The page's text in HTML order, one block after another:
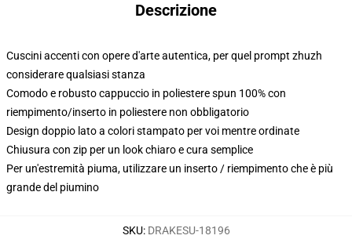
Descrizione
Cuscini accenti con opere d'arte autentica, per quel prompt zhuzh
considerare qualsiasi stanza
Comodo e robusto cappuccio in poliestere spun 100% con
riempimento/inserto in poliestere non obbligatorio
Design doppio lato a colori stampato per voi mentre ordinate
Chiusura con zip per un look chiaro e cura semplice
Per un'estremità piuma, utilizzare un inserto / riempimento che è più
grande del piumino
SKU: DRAKESU-18196